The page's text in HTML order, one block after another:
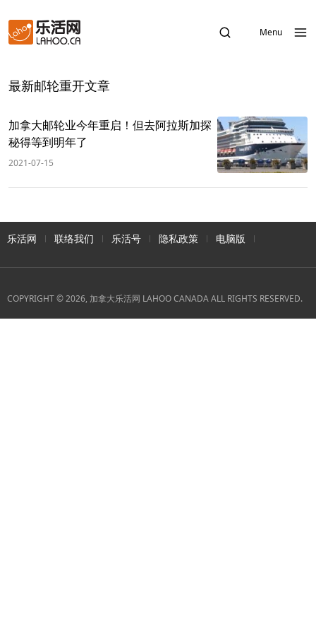
Menu
最新邮轮重开文章
加拿大邮轮业今年重启！但去阿拉斯加探
秘得等到明年了
2021-07-15
乐活网 联络我们 乐活号 隐私政策 电脑版
COPYRIGHT © 2026, 加拿大乐活网 LAHOO CANADA ALL RIGHTS RESERVED.